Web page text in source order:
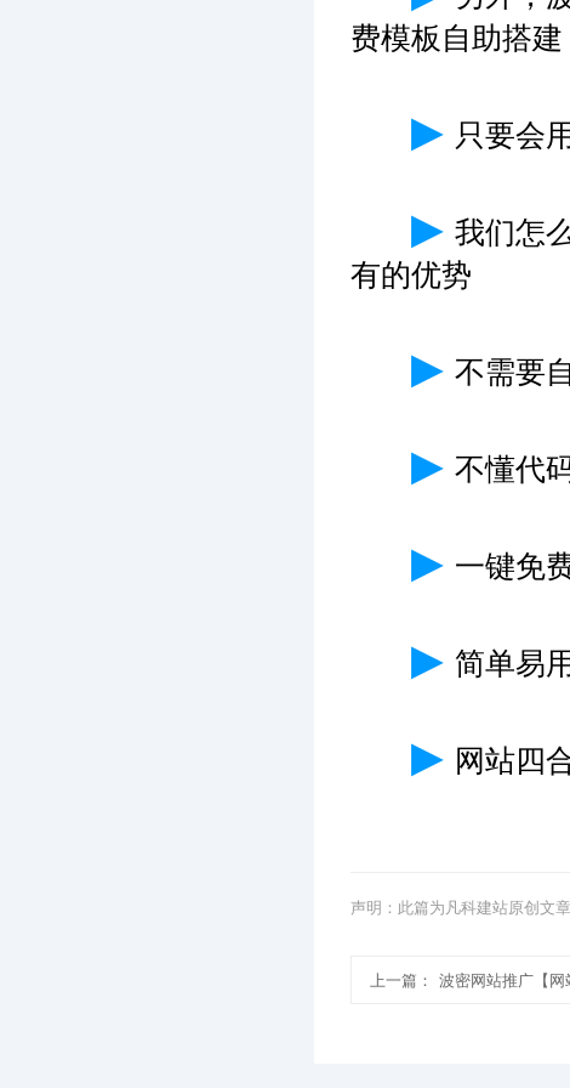
费模板自助搭
▶ 只要会
▶ 我们怎
有的优势
▶ 不需要
▶ 不懂代
▶ 一键免
▶ 简单易
▶ 网站四
声明：此篇为凡科建站原创文
上一篇： 波密网站推广【网